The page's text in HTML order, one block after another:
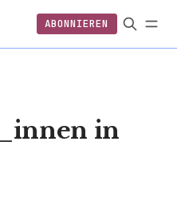
ABONNIEREN
FOLGEN
in